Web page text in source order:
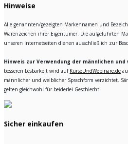
Hinweise
Alle genannten/gezeigten Markennamen und
Warenzeichen ihrer Eigentümer. Die aufgeführten
unseren Internetseiten dienen ausschließlich zur
Hinweis zur Verwendung der männlichen und
besseren Lesbarkeit wird auf KurseUndWebinare.de
männlicher und weiblicher Sprachform verzichtet.
gelten gleichwohl für beiderlei Geschlecht.
Sicher einkaufen